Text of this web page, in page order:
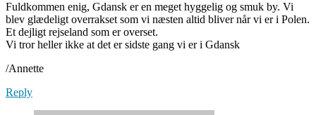
Fuldkommen enig, Gdansk er en meget hyggelig og smuk by. Vi
blev glædeligt overrakset som vi næsten altid bliver når vi er i Polen.
Et dejligt rejseland som er overset.
Vi tror heller ikke at det er sidste gang vi er i Gdansk
/Annette
Reply